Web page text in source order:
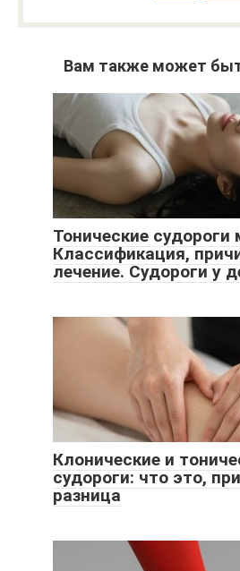
Вам также может
Тонические
Классификация,
лечение. Судороги у
Клонические и
судороги: что это,
разница